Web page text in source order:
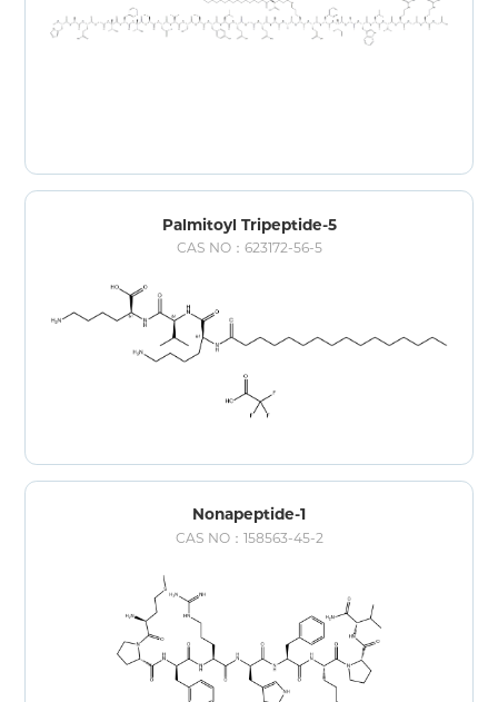
Palmitoyl Tripeptide-5
CAS NO：623172-56-5
Nonapeptide-1
CAS NO：158563-45-2